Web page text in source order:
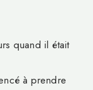
quand il était
à prendre